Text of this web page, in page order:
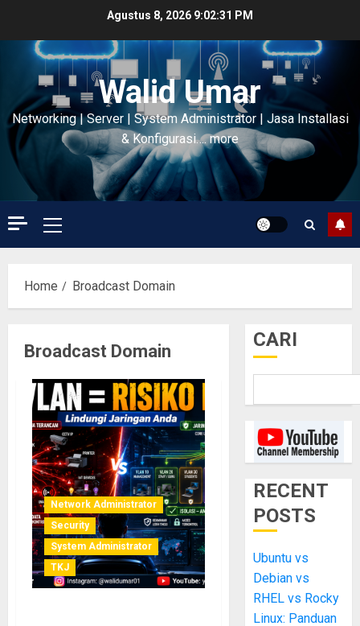
content
Agustus 8, 2026 9:02:32 PM
Walid Umar
Networking | Server | System Administrator | Jasa Installasi
& Konfigurasi…. more
Primary
Menu
Home Broadcast Domain
Broadcast Domain
Network Administrator
Security
System Administrator
TKJ
CARI
RECENT
POSTS
Ubuntu vs
Debian vs
RHEL vs Rocky
Linux: Panduan